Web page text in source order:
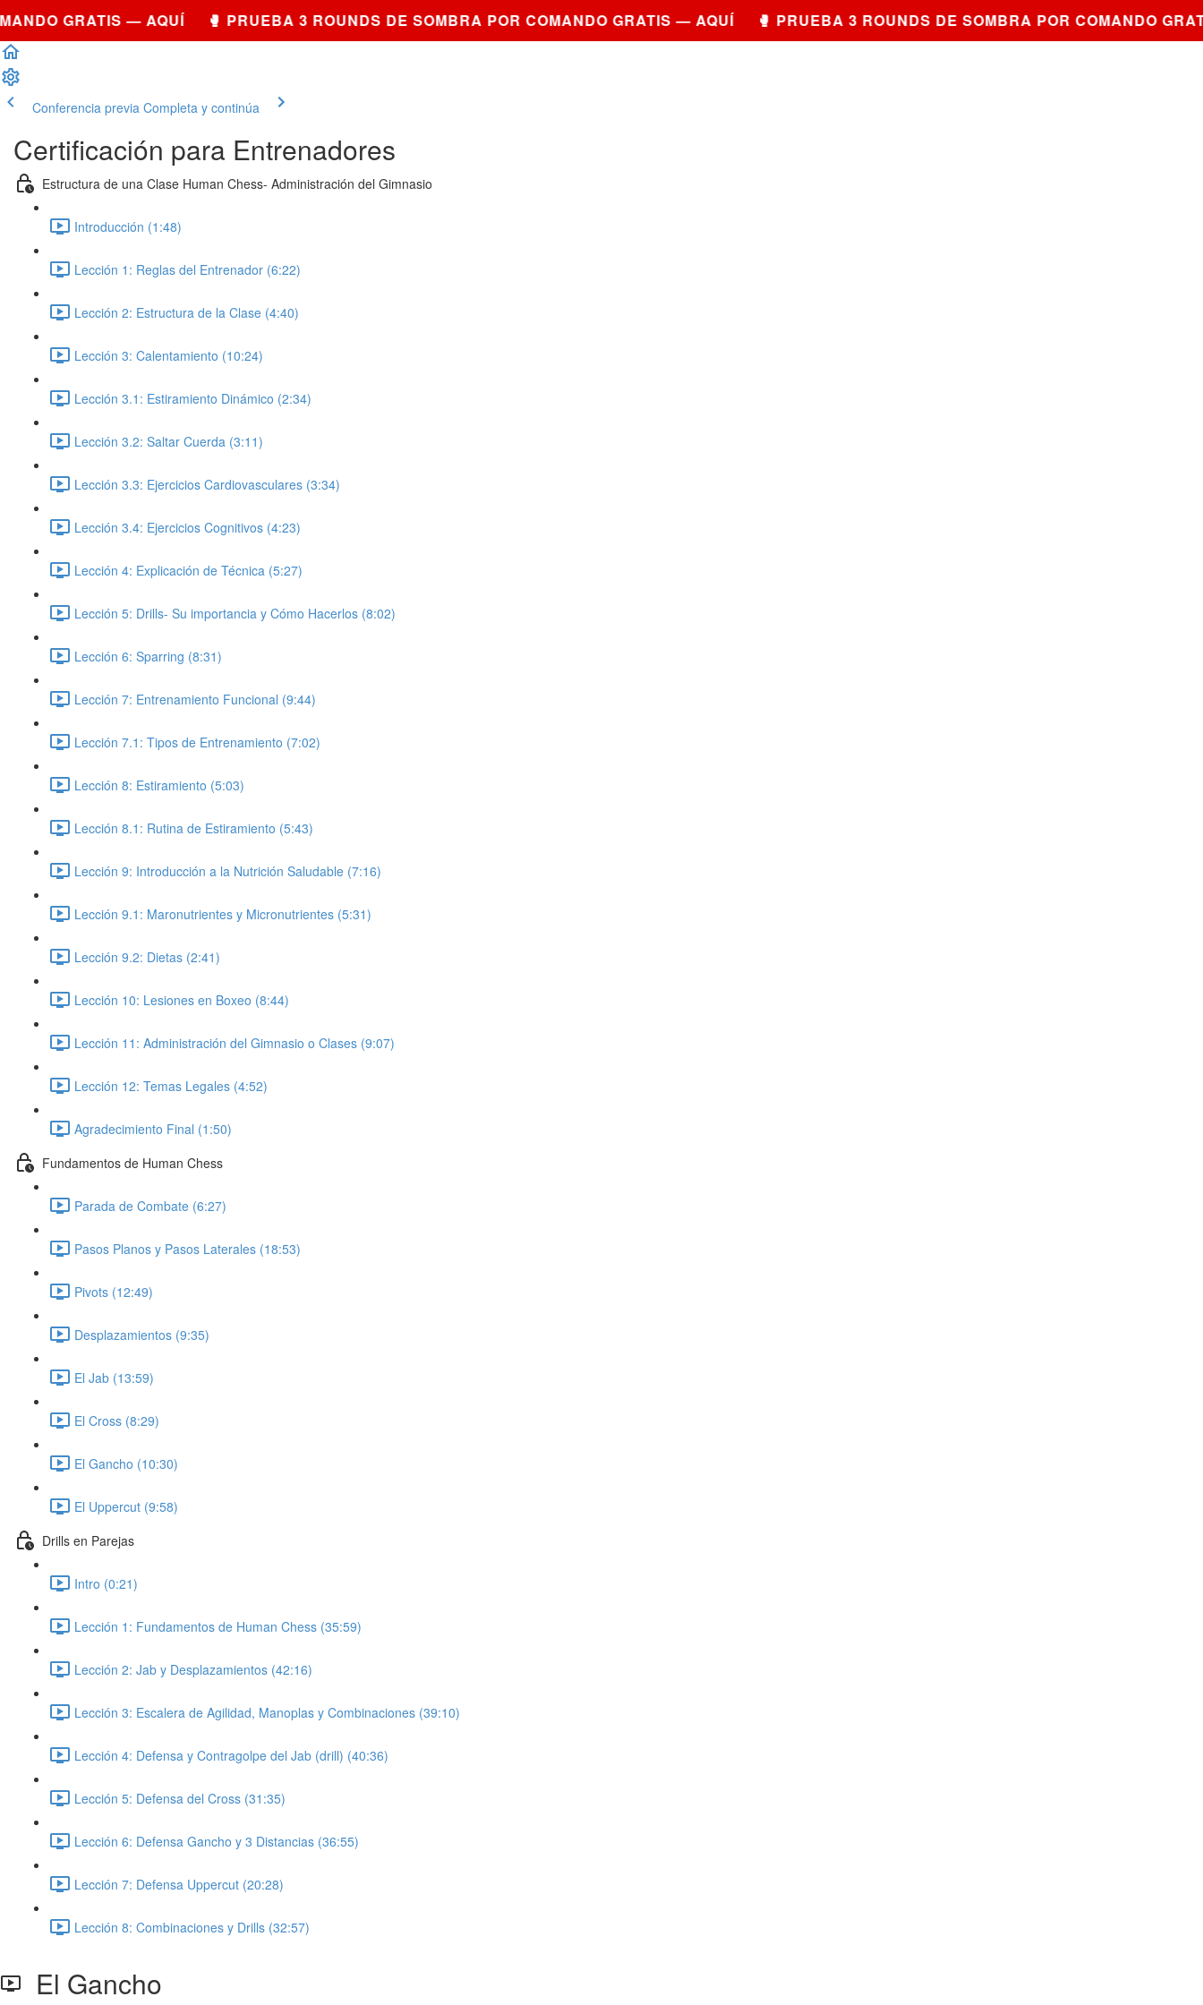
GRATIS — AQUÍ 🥊 PRUEBA 3 ROUNDS DE SOMBRA POR COMANDO GRATIS — AQUÍ 🥊 PRUEBA 3 ROUNDS DE SOMBRA POR COMANDO
Conferencia previa Completa y continúa
Certificación para Entrenadores
Estructura de una Clase Human Chess- Administración del Gimnasio
Introducción (1:48)
Lección 1: Reglas del Entrenador (6:22)
Lección 2: Estructura de la Clase (4:40)
Lección 3: Calentamiento (10:24)
Lección 3.1: Estiramiento Dinámico (2:34)
Lección 3.2: Saltar Cuerda (3:11)
Lección 3.3: Ejercicios Cardiovasculares (3:34)
Lección 3.4: Ejercicios Cognitivos (4:23)
Lección 4: Explicación de Técnica (5:27)
Lección 5: Drills- Su importancia y Cómo Hacerlos (8:02)
Lección 6: Sparring (8:31)
Lección 7: Entrenamiento Funcional (9:44)
Lección 7.1: Tipos de Entrenamiento (7:02)
Lección 8: Estiramiento (5:03)
Lección 8.1: Rutina de Estiramiento (5:43)
Lección 9: Introducción a la Nutrición Saludable (7:16)
Lección 9.1: Maronutrientes y Micronutrientes (5:31)
Lección 9.2: Dietas (2:41)
Lección 10: Lesiones en Boxeo (8:44)
Lección 11: Administración del Gimnasio o Clases (9:07)
Lección 12: Temas Legales (4:52)
Agradecimiento Final (1:50)
Fundamentos de Human Chess
Parada de Combate (6:27)
Pasos Planos y Pasos Laterales (18:53)
Pivots (12:49)
Desplazamientos (9:35)
El Jab (13:59)
El Cross (8:29)
El Gancho (10:30)
El Uppercut (9:58)
Drills en Parejas
Intro (0:21)
Lección 1: Fundamentos de Human Chess (35:59)
Lección 2: Jab y Desplazamientos (42:16)
Lección 3: Escalera de Agilidad, Manoplas y Combinaciones (39:10)
Lección 4: Defensa y Contragolpe del Jab (drill) (40:36)
Lección 5: Defensa del Cross (31:35)
Lección 6: Defensa Gancho y 3 Distancias (36:55)
Lección 7: Defensa Uppercut (20:28)
Lección 8: Combinaciones y Drills (32:57)
El Gancho